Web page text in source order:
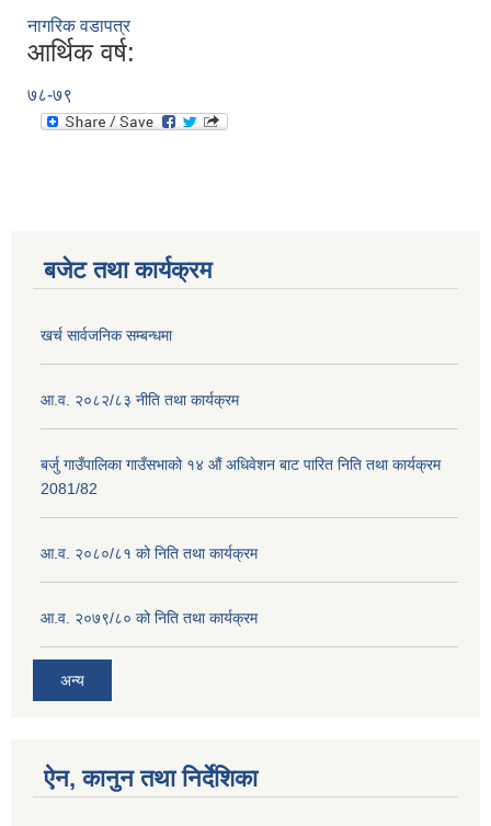
नागरिक वडापत्र
आर्थिक वर्ष:
७८-७९
बजेट तथा कार्यक्रम
खर्च सार्वजनिक सम्बन्धमा
आ.व. २०८२/८३ नीति तथा कार्यक्रम
बर्जु गाउँपालिका गाउँसभाको १४ औं अधिवेशन बाट पारित निति तथा कार्यक्रम
2081/82
आ.व. २०८०/८१ को निति तथा कार्यक्रम
आ.व. २०७९/८० को निति तथा कार्यक्रम
अन्य
ऐन, कानुन तथा निर्देशिका